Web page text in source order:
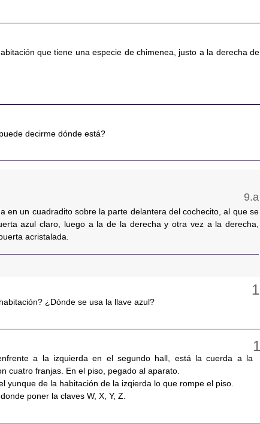
que tiene una especie de chimenea, justo a la derecha de
decirme dónde está?
en un cuadradito sobre la parte delantera del cochecito, al que se
azul claro, luego a la de la derecha y otra vez a la derecha,
acristalada.
¿Dónde se usa la llave azul?
a la izquierda en el segundo hall, está la cuerda a la
cuatro franjas. En el piso, pegado al aparato.
yunque de la habitación de la izqierda lo que rompe el piso.
poner la claves W, X, Y, Z.